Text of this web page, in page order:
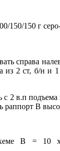
150/150 г
справа
2 ст, б/н и
2 в.п
В
В = 10